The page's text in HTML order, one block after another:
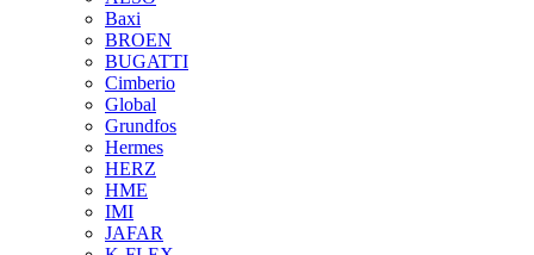
Baxi
BROEN
BUGATTI
Cimberio
Global
Grundfos
Hermes
HERZ
HME
IMI
JAFAR